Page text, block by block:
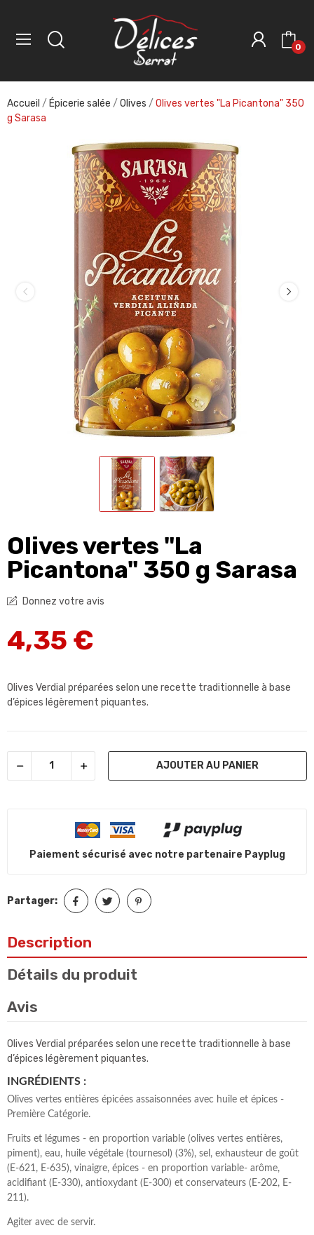
0
Accueil Épicerie salée Olives
Olives vertes "La Picantona" 350
g Sarasa
Olives vertes "La
Picantona" 350 g Sarasa
Donnez votre avis
4,35 €
Olives Verdial préparées selon une recette traditionnelle à base
d’épices légèrement piquantes.
AJOUTER AU PANIER
Paiement sécurisé avec notre partenaire Payplug
Partager:
Description
Détails du produit
Avis
Olives Verdial préparées selon une recette traditionnelle à base
d’épices légèrement piquantes.
INGRÉDIENTS :
Olives vertes entières épicées assaisonnées avec huile et épices -
Première Catégorie.
Fruits et légumes - en proportion variable (olives vertes entières,
piment), eau, huile végétale (tournesol) (3%), sel, exhausteur de goût
(E-621, E-635), vinaigre, épices - en proportion variable- arôme,
acidifiant (E-330), antioxydant (E-300) et conservateurs (E-202, E-
211).
Agiter avec de servir.